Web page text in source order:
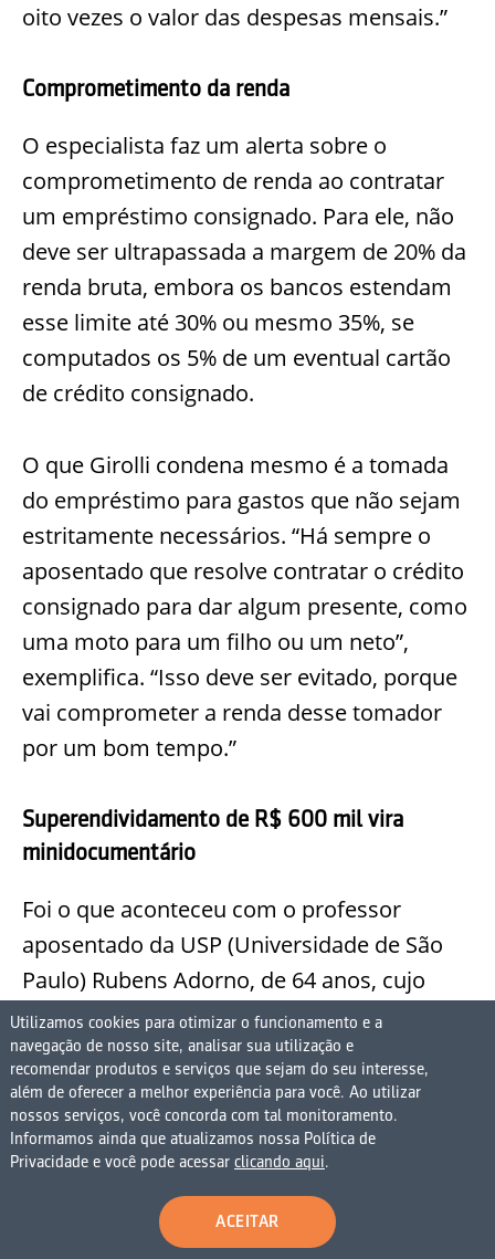
oito vezes o valor das despesas mensais.”
Comprometimento da renda
O especialista faz um alerta sobre o
comprometimento de renda ao contratar
um empréstimo consignado. Para ele, não
deve ser ultrapassada a margem de 20% da
renda bruta, embora os bancos estendam
esse limite até 30% ou mesmo 35%, se
computados os 5% de um eventual cartão
de crédito consignado.
O que Girolli condena mesmo é a tomada
do empréstimo para gastos que não sejam
estritamente necessários. “Há sempre o
aposentado que resolve contratar o crédito
consignado para dar algum presente, como
uma moto para um filho ou um neto”,
exemplifica. “Isso deve ser evitado, porque
vai comprometer a renda desse tomador
por um bom tempo.”
Superendividamento de R$ 600 mil vira
minidocumentário
Foi o que aconteceu com o professor
aposentado da USP (Universidade de São
Paulo) Rubens Adorno, de 64 anos, cujo
caso foi até foco de um curta-metragem
realizado pelo Idec.
Utilizamos cookies para otimizar o funcionamento e a
navegação de nosso site, analisar sua utilização e
recomendar produtos e serviços que sejam do seu interesse,
além de oferecer a melhor experiência para você. Ao utilizar
nossos serviços, você concorda com tal monitoramento.
Informamos ainda que atualizamos nossa Política de
Privacidade e você pode acessar clicando aqui.
ACEITAR